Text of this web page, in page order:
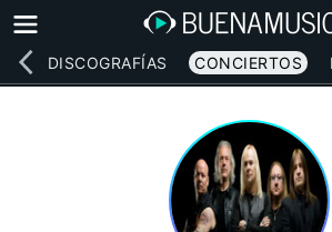
DISCOGRAFÍAS CONCIERTOS